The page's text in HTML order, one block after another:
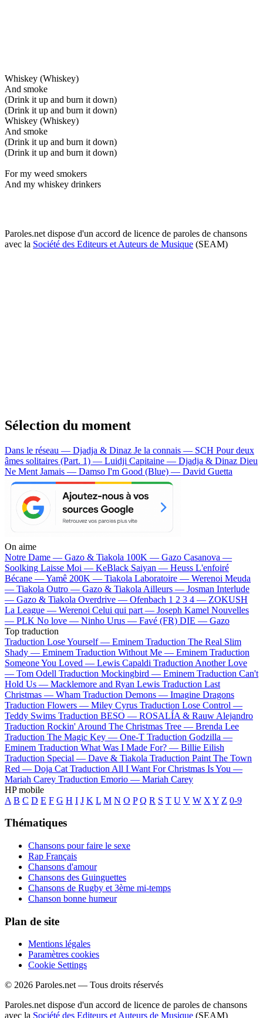
Whiskey (Whiskey)
And smoke
(Drink it up and burn it down)
(Drink it up and burn it down)
Whiskey (Whiskey)
And smoke
(Drink it up and burn it down)
(Drink it up and burn it down)
For my weed smokers
And my whiskey drinkers
Paroles.net dispose d'un accord de licence de paroles de chansons
avec la Société des Editeurs et Auteurs de Musique (SEAM)
Sélection du moment
Dans le réseau — Djadja & Dinaz Je la connais — SCH Pour deux
âmes solitaires (Part. 1) — Luidji Capitaine — Djadja & Dinaz Dieu
Ne Ment Jamais — Damso I'm Good (Blue) — David Guetta
On aime
Notre Dame — Gazo & Tiakola 100K — Gazo Casanova —
Soolking Laisse Moi — KeBlack Saiyan — Heuss L'enfoiré
Bécane —Yamê 200K — Tiakola Laboratoire — Werenoi Meuda
— Tiakola Outro — Gazo & Tiakola Ailleurs — Josman Interlude
— Gazo & Tiakola Overdrive — Ofenbach 1 2 3 4 — ZOKUSH
La League — Werenoi Celui qui part — Joseph Kamel Nouvelles
— PLK No love — Ninho Urus — Favé (FR) DIE — Gazo
Top traduction
Traduction Lose Yourself — Eminem Traduction The Real Slim
Shady — Eminem Traduction Without Me — Eminem Traduction
Someone You Loved — Lewis Capaldi Traduction Another Love
— Tom Odell Traduction Mockingbird — Eminem Traduction Can't
Hold Us — Macklemore and Ryan Lewis Traduction Last
Christmas — Wham Traduction Demons — Imagine Dragons
Traduction Flowers — Miley Cyrus Traduction Lose Control —
Teddy Swims Traduction BESO — ROSALÍA & Rauw Alejandro
Traduction Rockin' Around The Christmas Tree — Brenda Lee
Traduction The Magic Key — One-T Traduction Godzilla —
Eminem Traduction What Was I Made For? — Billie Eilish
Traduction Special — Dave & Tiakola Traduction Paint The Town
Red — Doja Cat Traduction All I Want For Christmas Is You —
Mariah Carey Traduction Emorio — Mariah Carey
HP mobile
A B C D E F G H I J K L M N O P Q R S T U V W X Y Z 0-9
Thématiques
Chansons pour faire le sexe
Rap Français
Chansons d'amour
Chansons des Guinguettes
Chansons de Rugby et 3ème mi-temps
Chanson bonne humeur
Plan de site
Mentions légales
Paramètres cookies
Cookie Settings
© 2026 Paroles.net — Tous droits réservés
Paroles.net dispose d'un accord de licence de paroles de chansons
avec la Société des Editeurs et Auteurs de Musique (SEAM)